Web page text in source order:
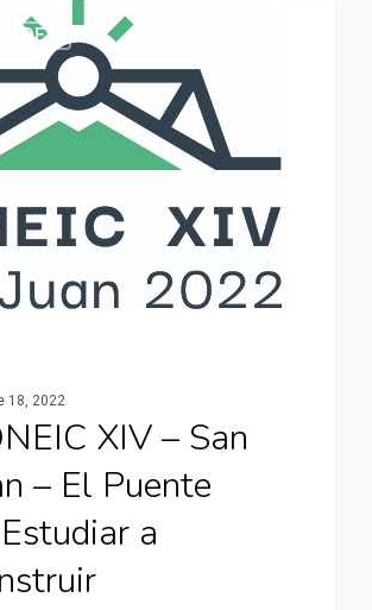
18, 2022
XIV – San
– El Puente
a